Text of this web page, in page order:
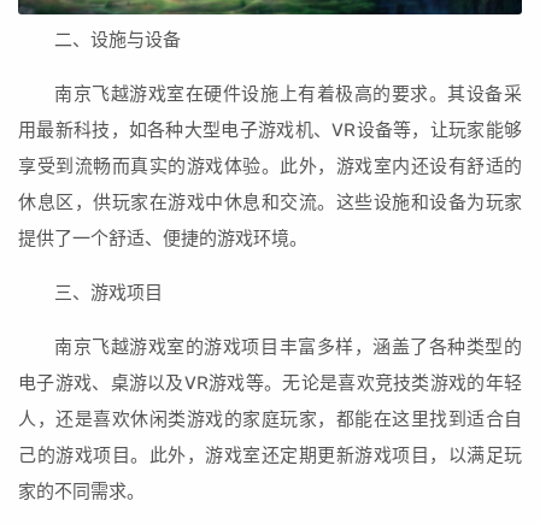
二、设施与设备
南京飞越游戏室在硬件设施上有着极高的要求。其设备采
用最新科技，如各种大型电子游戏机、VR设备等，让玩家能够
享受到流畅而真实的游戏体验。此外，游戏室内还设有舒适的
休息区，供玩家在游戏中休息和交流。这些设施和设备为玩家
提供了一个舒适、便捷的游戏环境。
三、游戏项目
南京飞越游戏室的游戏项目丰富多样，涵盖了各种类型的
电子游戏、桌游以及VR游戏等。无论是喜欢竞技类游戏的年轻
人，还是喜欢休闲类游戏的家庭玩家，都能在这里找到适合自
己的游戏项目。此外，游戏室还定期更新游戏项目，以满足玩
家的不同需求。